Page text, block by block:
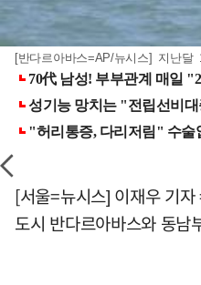
[반다르아바스=AP/뉴시스] 지난
[서울=뉴시스] 이재우 기
도시 반다르아바스와 동남